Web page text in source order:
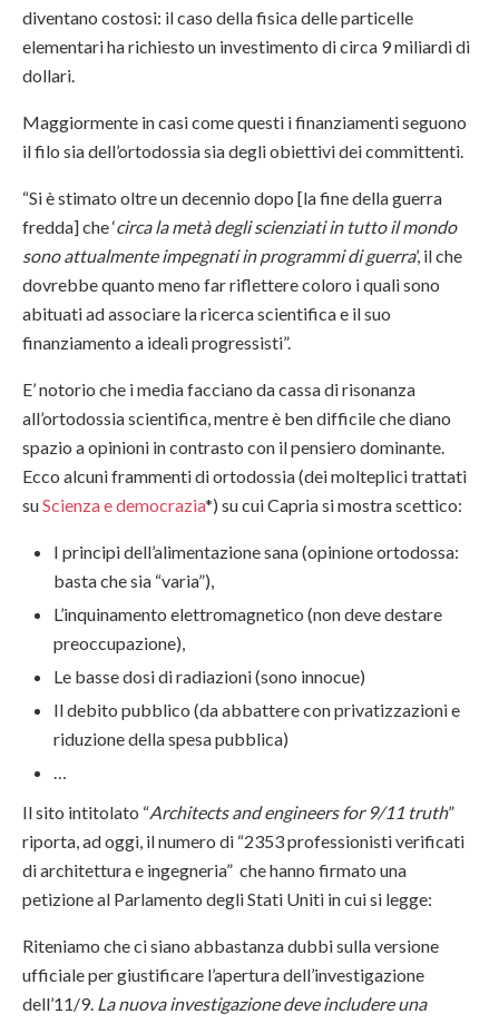
diventano costosi: il caso della fisica delle particelle
elementari ha richiesto un investimento di circa 9 miliardi di
dollari.
Maggiormente in casi come questi i finanziamenti seguono
il filo sia dell’ortodossia sia degli obiettivi dei committenti.
“Si è stimato oltre un decennio dopo [la fine della guerra
fredda] che ‘circa la metà degli scienziati in tutto il mondo
sono attualmente impegnati in programmi di guerra’, il che
dovrebbe quanto meno far riflettere coloro i quali sono
abituati ad associare la ricerca scientifica e il suo
finanziamento a ideali progressisti”.
E’ notorio che i media facciano da cassa di risonanza
all’ortodossia scientifica, mentre è ben difficile che diano
spazio a opinioni in contrasto con il pensiero dominante.
Ecco alcuni frammenti di ortodossia (dei molteplici trattati
suScienza e democrazia*) su cui Capria si mostra scettico:
I principi dell’alimentazione sana (opinione ortodossa:
basta che sia “varia”),
L’inquinamento elettromagnetico (non deve destare
preoccupazione),
Le basse dosi di radiazioni (sono innocue)
Il debito pubblico (da abbattere con privatizzazioni e
riduzione della spesa pubblica)
Il sito intitolato “Architects and engineers for 9/11 truth”
riporta, ad oggi, il numero di “2353 professionisti verificati
di architettura e ingegneria” che hanno firmato una
petizione al Parlamento degli Stati Uniti in cui si legge:
Riteniamo che ci siano abbastanza dubbi sulla versione
ufficiale per giustificare l’apertura dell’investigazione
dell’11/9. La nuova investigazione deve includere una